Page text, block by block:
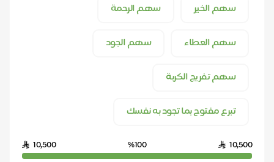
سهم الخير
سهم الرحمة
سهم العطاء سهم الجود
سهم تفريج الكربة
تبرع مفتوح بما تجود به نفسك
10,500
%100
10,500